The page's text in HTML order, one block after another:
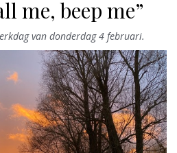
me, beep me”
van donderdag 4 februari.